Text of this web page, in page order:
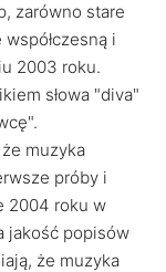
zarówno stare
i
2003 roku.
słowa "diva"
że muzyka
próby i
2004 roku w
jakość popisów
że muzyka